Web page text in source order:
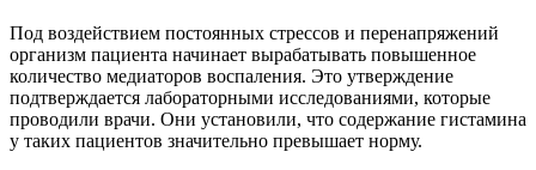
Под воздействием постоянных стрессов и перенапряжений
организм пациента начинает вырабатывать повышенное
количество медиаторов воспаления. Это утверждение
подтверждается лабораторными исследованиями, которые
проводили врачи. Они установили, что содержание гистамина
у таких пациентов значительно превышает норму.